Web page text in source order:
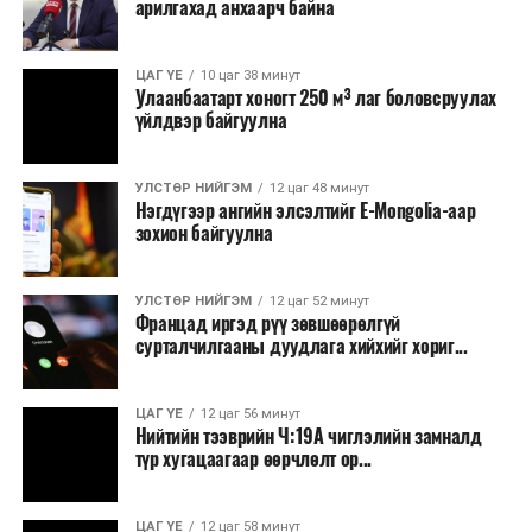
томилолт, гадаадын зочин хүлээн авах зардал;
Зайлшгүй шаардлагагүй тоног төхөөрөмж,
тавилга, автомашин худалдан авах;
Батлан хамгаалах, хууль зүйн салбараас бусад
Хуулиар заавал мэдээлэхээс бусад кино,
контент, хэвлэлийн зардал;
Заавал олгохоос бусад тэтгэмж, урамшуулал.
Санхүүгийн хэмнэлтийн горимыг 2026 оны
арванхоёрдугаар сарын 31 хүртэл мөрдөнө. Харин
эрүүл мэндийн салбар уг хэмнэлтийн горимд
хамрагдахгүй бөгөөд цэцэрлэг, сургуулийн хүүхдийн
эрт илрүүлэг, вакцинжуулалт, томуу, томуу төст
өвчний эсрэг арга хэмжээ зэрэг зайлшгүй
үргэлжилнэ гэж Ерөнхий сайд Н.Учрал онцоллоо.
арилгахад анхаарч байна
ЦАГ ҮЕ 10 цаг 38 минут
Улаанбаатарт хоногт 250 м³ лаг боловсруулах
үйлдвэр байгуулна
УЛСТӨР НИЙГЭМ 12 цаг 48 минут
Нэгдүгээр ангийн элсэлтийг E-Mongolia-аар
зохион байгуулна
УЛСТӨР НИЙГЭМ 12 цаг 52 минут
Францад иргэд рүү зөвшөөрөлгүй
сурталчилгааны дуудлага хийхийг хориг...
ЦАГ ҮЕ 12 цаг 56 минут
Нийтийн тээврийн Ч:19А чиглэлийн замналд
түр хугацаагаар өөрчлөлт ор...
ЦАГ ҮЕ 12 цаг 58 минут